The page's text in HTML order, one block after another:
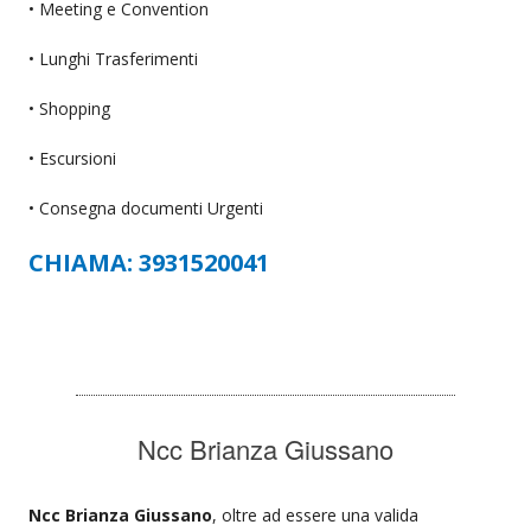
• Meeting e Convention
• Lunghi Trasferimenti
• Shopping
• Escursioni
• Consegna documenti Urgenti
CHIAMA: 3931520041
Ncc Brianza Giussano
Ncc Brianza Giussano, oltre ad essere una valida